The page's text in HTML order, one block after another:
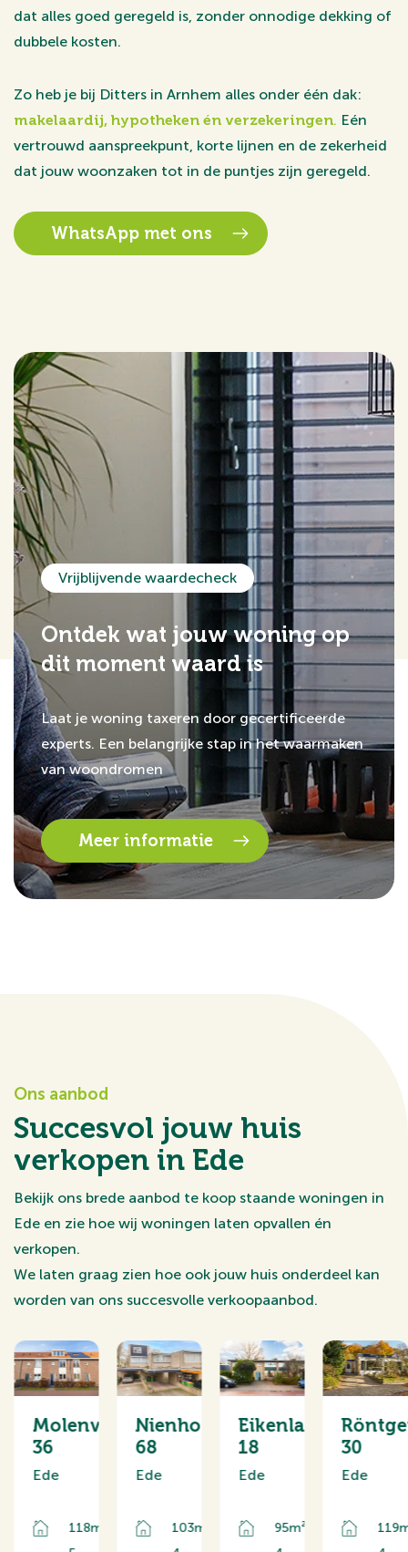
dat alles goed geregeld is, zonder onnodige dekking of
dubbele kosten.
Zo heb je bij Ditters in Arnhem alles onder één dak:
makelaardij, hypotheken én verzekeringen. Eén
vertrouwd aanspreekpunt, korte lijnen en de zekerheid
dat jouw woonzaken tot in de puntjes zijn geregeld.
WhatsApp met ons
Vrijblijvende waardecheck
Ontdek wat jouw woning op
dit moment waard is
Laat je woning taxeren door gecertificeerde
experts. Een belangrijke stap in het waarmaken
van woondromen
Meer informatie
Ons aanbod
Succesvol jouw huis
verkopen in Ede
Bekijk ons brede aanbod te koop staande woningen in
Ede en zie hoe wij woningen laten opvallen én
verkopen.
We laten graag zien hoe ook jouw huis onderdeel kan
worden van ons succesvolle verkoopaanbod.
Molenveen
36
Ede
118m²
Nienhof
68
Ede
103m²
Eikenlaan
18
Ede
95m²
30
Ede